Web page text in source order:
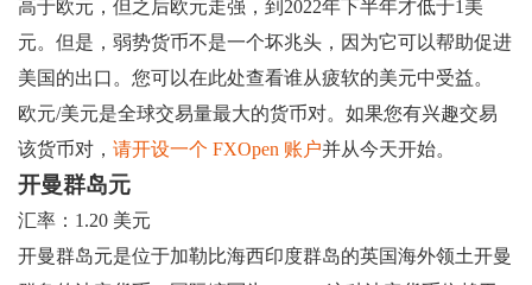
高于欧元，但之后欧元走强，到2022年下半年才低于1美
元。但是，弱势货币不是一个坏兆头，因为它可以帮助促进
美国的出口。您可以在此处查看谁从疲软的美元中受益。
欧元/美元是全球交易量最大的货币对。如果您有兴趣交易
该货币对， 请开设一个 FXOpen 账户并从今天开始。
开曼群岛元
汇率：1.20 美元
开曼群岛元是位于加勒比海西印度群岛的英国海外领土开曼